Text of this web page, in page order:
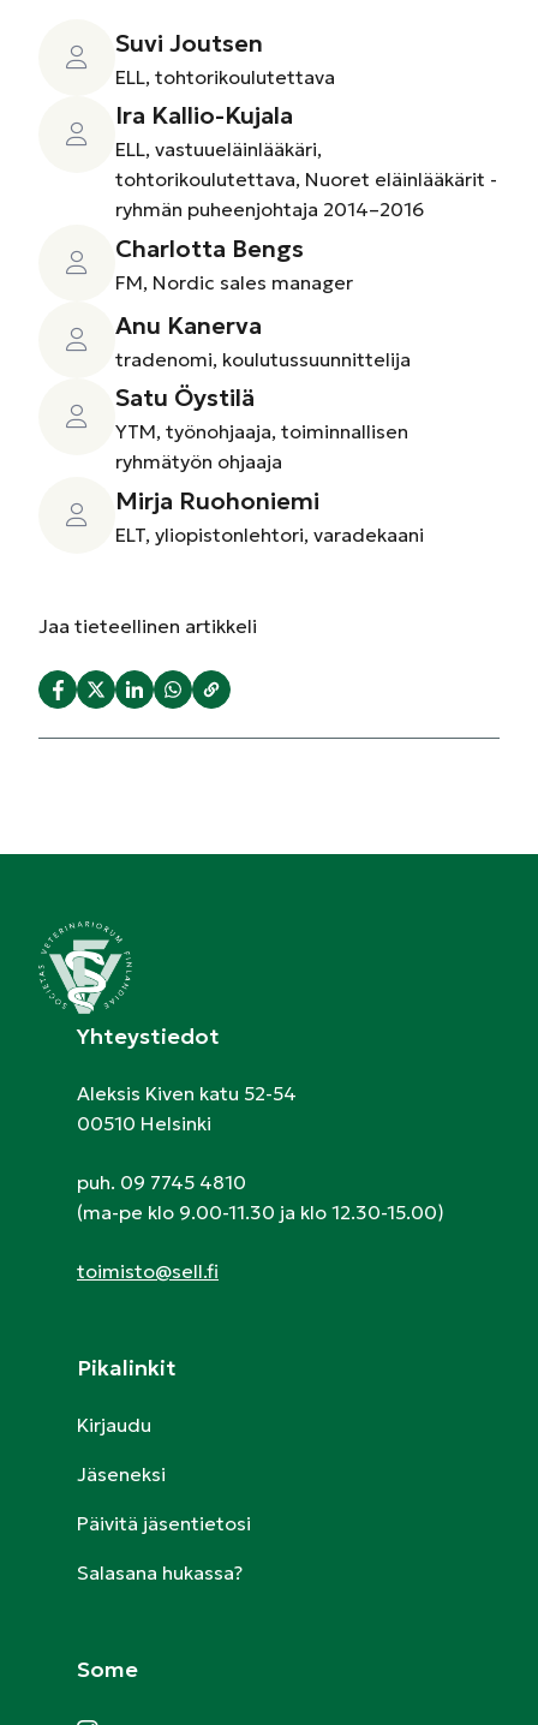
Suvi Joutsen
ELL, tohtorikoulutettava
Ira Kallio-Kujala
ELL, vastuueläinlääkäri,
tohtorikoulutettava, Nuoret eläinlääkärit -
ryhmän puheenjohtaja 2014–2016
Charlotta Bengs
FM, Nordic sales manager
Anu Kanerva
tradenomi, koulutussuunnittelija
Satu Öystilä
YTM, työnohjaaja, toiminnallisen
ryhmätyön ohjaaja
Mirja Ruohoniemi
ELT, yliopistonlehtori, varadekaani
Jaa tieteellinen artikkeli
Yhteystiedot
Aleksis Kiven katu 52-54
00510 Helsinki
puh. 09 7745 4810
(ma-pe klo 9.00-11.30 ja klo 12.30-15.00)
toimisto@sell.fi
Pikalinkit
Kirjaudu
Jäseneksi
Päivitä jäsentietosi
Salasana hukassa?
Some